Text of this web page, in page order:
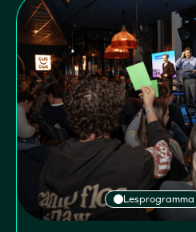
Lesprogramma